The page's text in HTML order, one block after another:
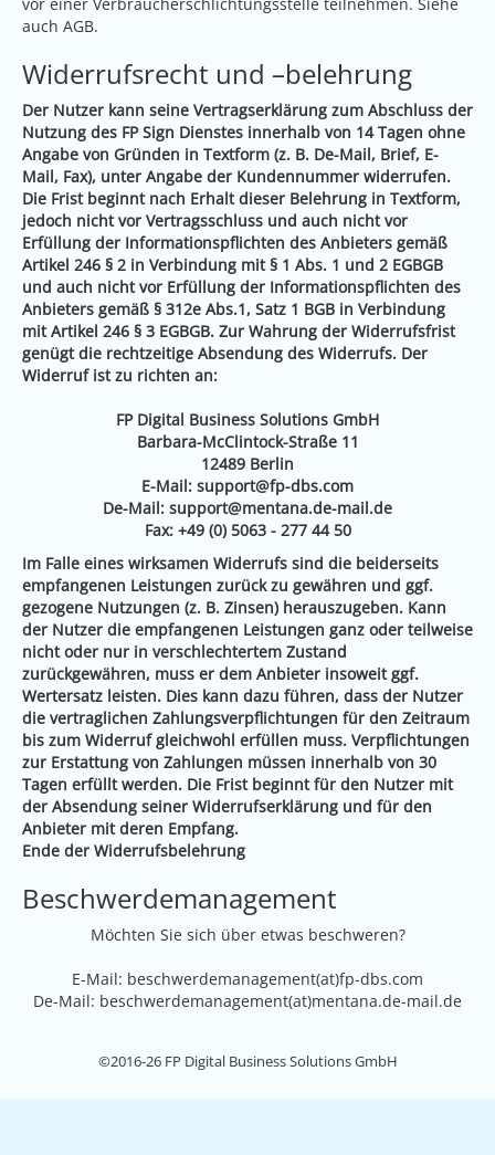
auch AGB.
Widerrufsrecht und –belehrung
Der Nutzer kann seine Vertragserklärung zum Abschluss der
Nutzung des FP Sign Dienstes innerhalb von 14 Tagen ohne
Angabe von Gründen in Textform (z. B. De-Mail, Brief, E-
Mail, Fax), unter Angabe der Kundennummer widerrufen.
Die Frist beginnt nach Erhalt dieser Belehrung in Textform,
jedoch nicht vor Vertragsschluss und auch nicht vor
Erfüllung der Informationspflichten des Anbieters gemäß
Artikel 246 § 2 in Verbindung mit § 1 Abs. 1 und 2 EGBGB
und auch nicht vor Erfüllung der Informationspflichten des
Anbieters gemäß § 312e Abs.1, Satz 1 BGB in Verbindung
mit Artikel 246 § 3 EGBGB. Zur Wahrung der Widerrufsfrist
genügt die rechtzeitige Absendung des Widerrufs. Der
Widerruf ist zu richten an:
FP Digital Business Solutions GmbH
Barbara-McClintock-Straße 11
12489 Berlin
E-Mail: support@fp-dbs.com
De-Mail: support@mentana.de-mail.de
Fax: +49 (0) 5063 - 277 44 50
Im Falle eines wirksamen Widerrufs sind die beiderseits
empfangenen Leistungen zurück zu gewähren und ggf.
gezogene Nutzungen (z. B. Zinsen) herauszugeben. Kann
der Nutzer die empfangenen Leistungen ganz oder teilweise
nicht oder nur in verschlechtertem Zustand
zurückgewähren, muss er dem Anbieter insoweit ggf.
Wertersatz leisten. Dies kann dazu führen, dass der Nutzer
die vertraglichen Zahlungsverpflichtungen für den Zeitraum
bis zum Widerruf gleichwohl erfüllen muss. Verpflichtungen
zur Erstattung von Zahlungen müssen innerhalb von 30
Tagen erfüllt werden. Die Frist beginnt für den Nutzer mit
der Absendung seiner Widerrufserklärung und für den
Anbieter mit deren Empfang.
Ende der Widerrufsbelehrung
Beschwerdemanagement
Möchten Sie sich über etwas beschweren?
E-Mail: beschwerdemanagement(at)fp-dbs.com
De-Mail: beschwerdemanagement(at)mentana.de-mail.de
©2016-26 FP Digital Business Solutions GmbH